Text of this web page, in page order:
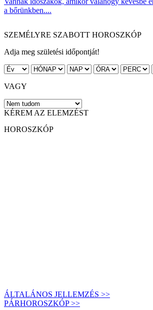
a bőrünkben....
SZEMÉLYRE SZABOTT HOROSZKÓP
Adja meg születési időpontját!
VAGY
KÉREM AZ ELEMZÉST
HOROSZKÓP
ÁLTALÁNOS JELLEMZÉS >>
PÁRHOROSZKÓP >>